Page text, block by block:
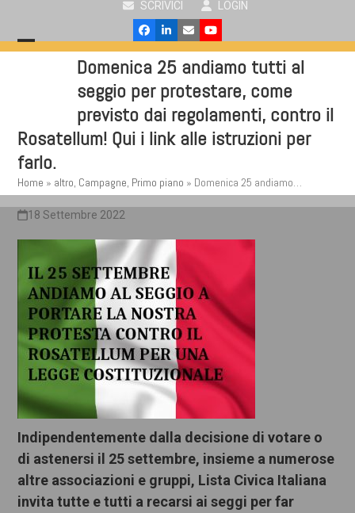
content
SCRIVICI LOGIN
Facebook
LinkedIn
EmailYouTube
Domenica 25 andiamo tutti al
seggio per protestare, come
previsto dai regolamenti, contro il
Rosatellum! Qui i link alle istruzioni per
farlo.
Home » altro, Campagne, Primo piano » Domenica 25 andiamo…
18 Settembre 2022
Indipendentemente dalla decisione di votare o
di astenersi il 25 settembre, insieme a numerose
altre associazioni e gruppi, Lista Civica Italiana
invita tutte e tutti a recarsi ai seggi per far